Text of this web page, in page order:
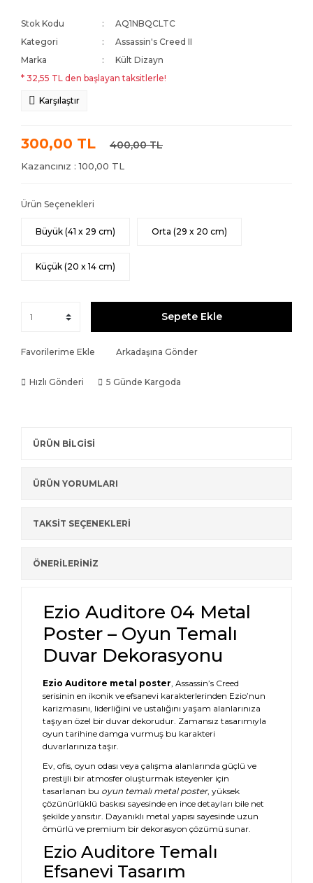
Stok Kodu
AQ1NBQCLTC
Kategori
Assassin's Creed II
Marka
Kült Dizayn
* 32,55 TL den başlayan taksitlerle!
Karşılaştır
300,00 TL 400,00 TL
Kazancınız : 100,00 TL
Ürün Seçenekleri
Büyük (41 x 29 cm) Orta (29 x 20 cm)
Küçük (20 x 14 cm)
Sepete Ekle
Favorilerime Ekle Arkadaşına Gönder
Hızlı Gönderi 5 Günde Kargoda
ÜRÜN BİLGİSİ
ÜRÜN YORUMLARI
TAKSİT SEÇENEKLERİ
ÖNERİLERİNİZ
Ezio Auditore 04 Metal
Poster – Oyun Temalı
Duvar Dekorasyonu
Ezio Auditore metal poster, Assassin’s Creed
serisinin en ikonik ve efsanevi karakterlerinden Ezio’nun
karizmasını, liderliğini ve ustalığını yaşam alanlarınıza
taşıyan özel bir duvar dekorudur. Zamansız tasarımıyla
oyun tarihine damga vurmuş bu karakteri
duvarlarınıza taşır.
Ev, ofis, oyun odası veya çalışma alanlarında güçlü ve
prestijli bir atmosfer oluşturmak isteyenler için
tasarlanan bu oyun temalı metal poster, yüksek
çözünürlüklü baskısı sayesinde en ince detayları bile net
şekilde yansıtır. Dayanıklı metal yapısı sayesinde uzun
ömürlü ve premium bir dekorasyon çözümü sunar.
Ezio Auditore Temalı
Efsanevi Tasarım